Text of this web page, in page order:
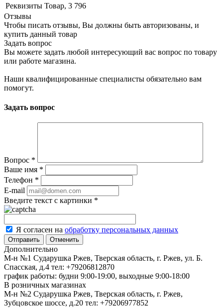
Реквизиты Товар, 3 796
Отзывы
Чтобы писать отзывы, Вы должны быть авторизованы, и
купить данный товар
Задать вопрос
Вы можете задать любой интересующий вас вопрос по товару
или работе магазина.
Наши квалифицированные специалисты обязательно вам
помогут.
Задать вопрос
Вопрос *
Ваше имя *
Телефон *
E-mail
Введите текст с картинки *
Я согласен на обработку персональных данных
Отменить
Дополнительно
М-н №1 Сударушка Ржев, Тверская область, г. Ржев, ул. Б.
Спасская, д.4 тел: +79206812870
график работы: будни 9:00-19:00, выходные 9:00-18:00
В розничных магазинах
М-н №2 Cударушка Ржев, Тверская область, г. Ржев,
Зубцовское шоссе, д.20 тел: +79206977852